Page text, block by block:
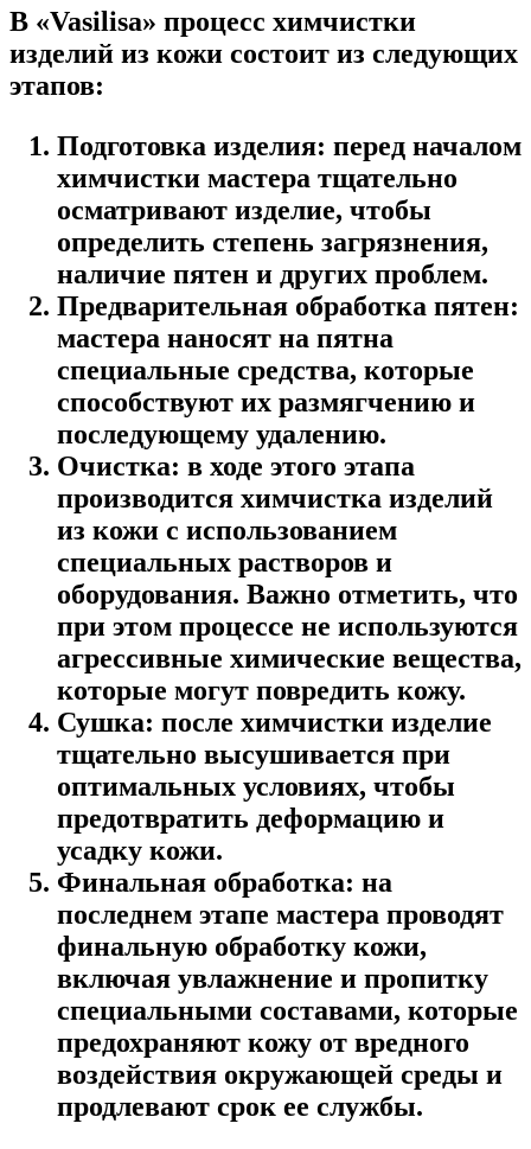
В «Vasilisa» процесс химчистки
изделий из кожи состоит из следующих
этапов:
Подготовка изделия: перед началом
химчистки мастера тщательно
осматривают изделие, чтобы
определить степень загрязнения,
наличие пятен и других проблем.
Предварительная обработка пятен:
мастера наносят на пятна
специальные средства, которые
способствуют их размягчению и
последующему удалению.
Очистка: в ходе этого этапа
производится химчистка изделий
из кожи с использованием
специальных растворов и
оборудования. Важно отметить, что
при этом процессе не используются
агрессивные химические вещества,
которые могут повредить кожу.
Сушка: после химчистки изделие
тщательно высушивается при
оптимальных условиях, чтобы
предотвратить деформацию и
усадку кожи.
Финальная обработка: на
последнем этапе мастера проводят
финальную обработку кожи,
включая увлажнение и пропитку
специальными составами, которые
предохраняют кожу от вредного
воздействия окружающей среды и
продлевают срок ее службы.